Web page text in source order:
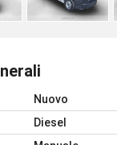
Nuovo
Diesel